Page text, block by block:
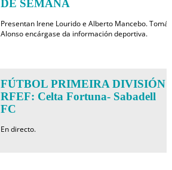
DE SEMANA
Presentan Irene Lourido e Alberto Mancebo. Tomás
Alonso encárgase da información deportiva.
FÚTBOL PRIMEIRA DIVISIÓN
RFEF: Celta Fortuna- Sabadell
FC
En directo.